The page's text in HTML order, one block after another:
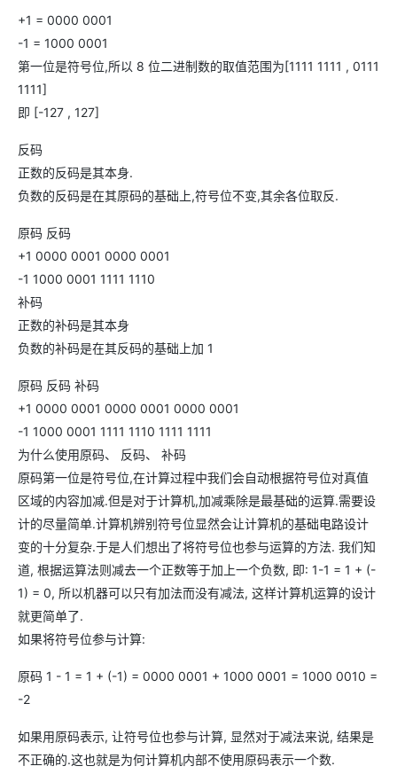
+1 = 0000 0001
-1 = 1000 0001
第一位是符号位,所以 8 位二进制数的取值范围为[1111 1111 , 0111
1111]
即 [-127 , 127]
反码
正数的反码是其本身.
负数的反码是在其原码的基础上,符号位不变,其余各位取反.
原码 反码
+1 0000 0001 0000 0001
-1 1000 0001 1111 1110
补码
正数的补码是其本身
负数的补码是在其反码的基础上加 1
原码 反码 补码
+1 0000 0001 0000 0001 0000 0001
-1 1000 0001 1111 1110 1111 1111
为什么使用原码、 反码、 补码
原码第一位是符号位,在计算过程中我们会自动根据符号位对真值
区域的内容加减.但是对于计算机,加减乘除是最基础的运算.需要设
计的尽量简单.计算机辨别符号位显然会让计算机的基础电路设计
变的十分复杂.于是人们想出了将符号位也参与运算的方法. 我们知
道, 根据运算法则减去一个正数等于加上一个负数, 即: 1-1 = 1 + (-
1) = 0, 所以机器可以只有加法而没有减法, 这样计算机运算的设计
就更简单了.
如果将符号位参与计算:
原码 1 - 1 = 1 + (-1) = 0000 0001 + 1000 0001 = 1000 0010 =
-2
如果用原码表示, 让符号位也参与计算, 显然对于减法来说, 结果是
不正确的.这也就是为何计算机内部不使用原码表示一个数.